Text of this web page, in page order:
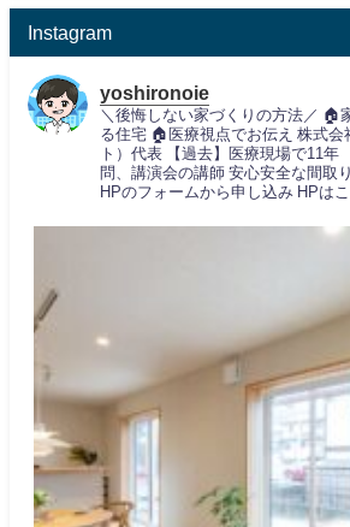
Instagram
yoshironoie
＼後悔しない家づくりの方法／ 🏠
る住宅 🏠医療視点でお伝え 株式会
ト）代表 【過去】医療現場で11年
問、講演会の講師 安心安全な間取
HPのフォームから申し込み HPは